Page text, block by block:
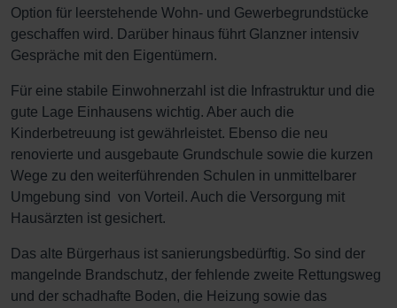
Option für leerstehende Wohn- und Gewerbegrundstücke
geschaffen wird. Darüber hinaus führt Glanzner intensiv
Gespräche mit den Eigentümern.
Für eine stabile Einwohnerzahl ist die Infrastruktur und die
gute Lage Einhausens wichtig. Aber auch die
Kinderbetreuung ist gewährleistet. Ebenso die neu
renovierte und ausgebaute Grundschule sowie die kurzen
Wege zu den weiterführenden Schulen in unmittelbarer
Umgebung sind von Vorteil. Auch die Versorgung mit
Hausärzten ist gesichert.
Das alte Bürgerhaus ist sanierungsbedürftig. So sind der
mangelnde Brandschutz, der fehlende zweite Rettungsweg
und der schadhafte Boden, die Heizung sowie das